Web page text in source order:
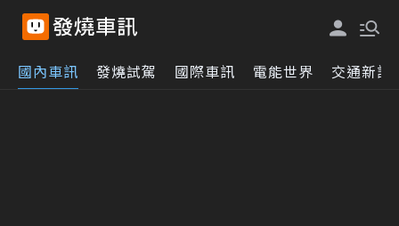
國內車訊 發燒試駕 國際車訊 電能世界 交通新訊